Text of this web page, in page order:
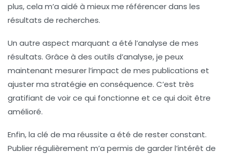
plus, cela m’a aidé à mieux me référencer dans les
résultats de recherches.
Un autre aspect marquant a été l’analyse de mes
résultats. Grâce à des outils d’analyse, je peux
maintenant mesurer l’impact de mes publications et
ajuster ma stratégie en conséquence. C’est très
gratifiant de voir ce qui fonctionne et ce qui doit être
amélioré.
Enfin, la clé de ma réussite a été de resterconstant.
Publier régulièrement m’a permis de garder l’intérêt de